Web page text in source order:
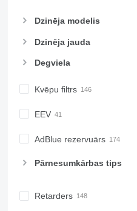
Dzinēja modelis
Dzinēja jauda
Degviela
Kvēpu filtrs
EEV
AdBlue rezervuārs
Pārnesumkārbas tips
Retarders